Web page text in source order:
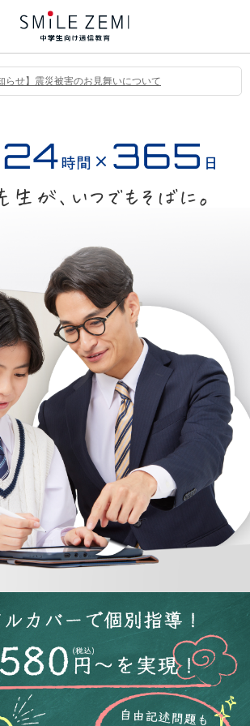
らせ】震災被害のお見舞いについて